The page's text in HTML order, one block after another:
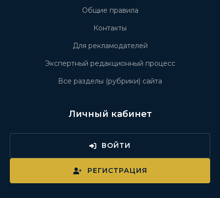
Общие правила
Контакты
Для рекламодателей
Экспертный редакционный процесс
Все разделы (рубрики) сайта
Личный кабинет
ВОЙТИ
РЕГИСТРАЦИЯ